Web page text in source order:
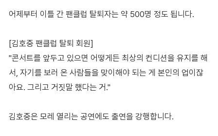
어제부터 이틀 간 팬클럽 탈퇴자는 약 500명 정도 됩니다.
[김호중 팬클럽 탈퇴 회원]
"콘서트를 앞두고 있으면 어떻게든 최상의 컨디션을 유지를 해
서, 자기를 보러 온 사람들을 맞이해야 되는 게 본인의 업이잖
아요. 그리고 거짓말 했다는 거."
김호중은 모레 열리는 공연에도 출연을 강행합니다.